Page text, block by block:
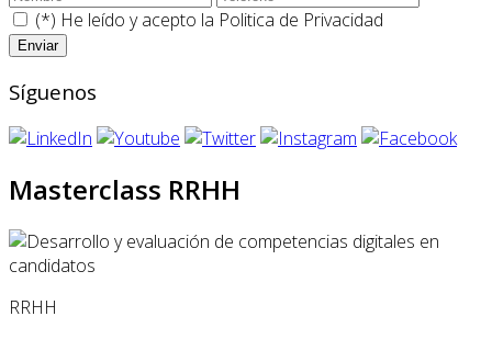
(*) He leído y acepto la Politica de Privacidad
Síguenos
Masterclass RRHH
RRHH